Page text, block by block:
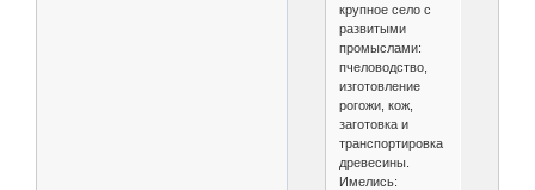
крупное село с
развитыми
промыслами:
пчеловодство,
изготовление
рогожи, кож,
заготовка и
транспортировка
древесины.
Имелись: